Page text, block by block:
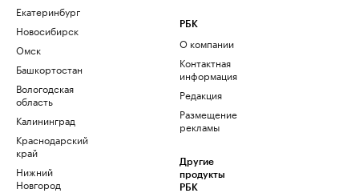
Екатеринбург
Новосибирск
Омск
Башкортостан
Вологодская
область
Калининград
Краснодарский
край
Нижний
Новгород
РБК
О компании
Контактная
информация
Редакция
Размещение
рекламы
Другие
продукты
РБК